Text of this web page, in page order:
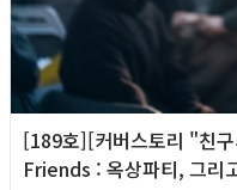
[189호][커버스토리 "친
Friends : 옥상파티, 그리